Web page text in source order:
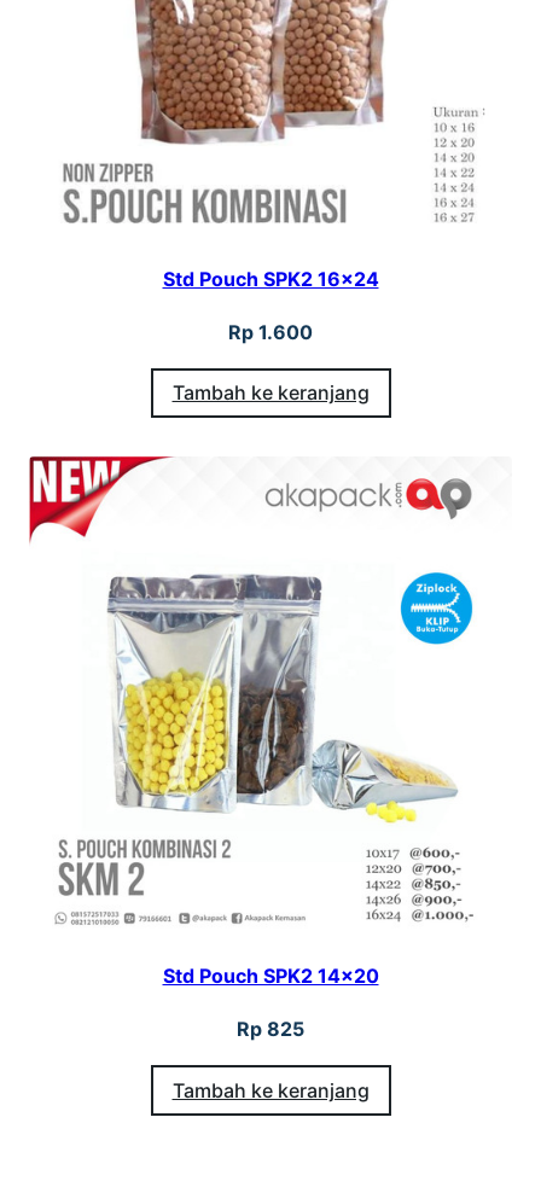
Std Pouch SPK2 16×24
Rp 1.600
Tambah ke keranjang
Std Pouch SPK2 14×20
Rp 825
Tambah ke keranjang